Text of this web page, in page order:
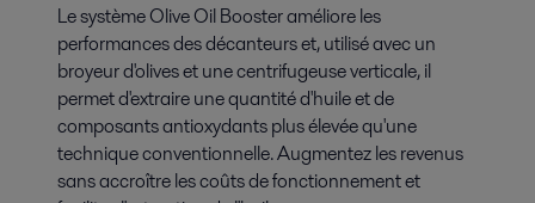
Le système Olive Oil Booster améliore les
performances des décanteurs et, utilisé avec un
broyeur d'olives et une centrifugeuse verticale, il
permet d'extraire une quantité d'huile et de
composants antioxydants plus élevée qu'une
technique conventionnelle. Augmentez les revenus
sans accroître les coûts de fonctionnement et